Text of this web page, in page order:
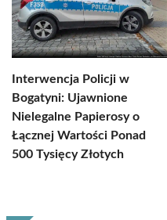
Interwencja Policji w
Bogatyni: Ujawnione
Nielegalne Papierosy o
Łącznej Wartości Ponad
500 Tysięcy Złotych